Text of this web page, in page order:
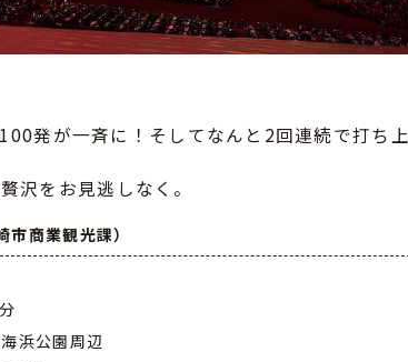
発が一斉に！そしてなんと2回連続で打ち上
沢をお見逃しなく。
商業観光課）
浜公園周辺